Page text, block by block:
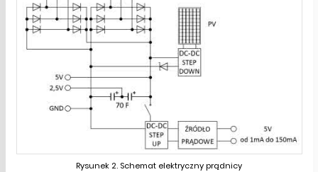
Rysunek 2. Schemat elektryczny prądnicy